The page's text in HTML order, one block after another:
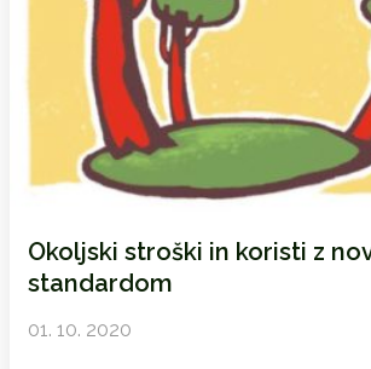
Okoljski stroški in koristi z
standardom
01. 10. 2020